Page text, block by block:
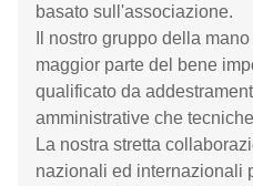
basato sull'associazione.
Il nostro gruppo della
maggior parte del bene
qualificato da
amministrative che
La nostra stretta
nazionali ed internazionali